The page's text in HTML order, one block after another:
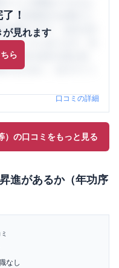
！
見れます
ら
、女性限定の企業口コ
働きやすさ・会社の評
たくさんあります。先
本当の会社の姿を知
るために、ぜひサイト
口コミの詳細
）の口コミをもっと見る
進があるか（年功序
なし